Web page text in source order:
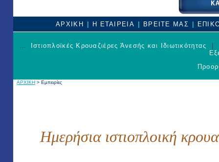
ΑΡΧΙΚΗ | Η ΕΤΑΙΡΕΙΑ | ΒΡΕΙΤΕ ΜΑΣ |
Ιστιοπλοϊκές Κρουαζιέρες Άνεσής και Ιδιωτικότητας
ΑΡΧΙΚΗ > Εμπειρίες
Ημερήσια ιστιοπλοική